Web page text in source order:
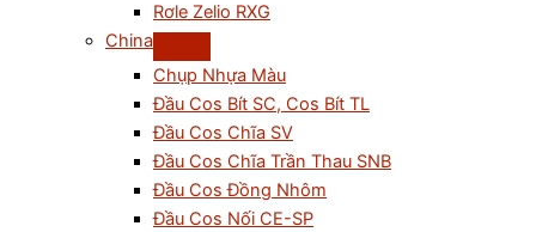
Rơle Zelio RXG
China
Chụp Nhựa Màu
Đầu Cos Bít SC, Cos Bít TL
Đầu Cos Chĩa SV
Đầu Cos Chĩa Trần Thau SNB
Đầu Cos Đồng Nhôm
Đầu Cos Nối CE-SP